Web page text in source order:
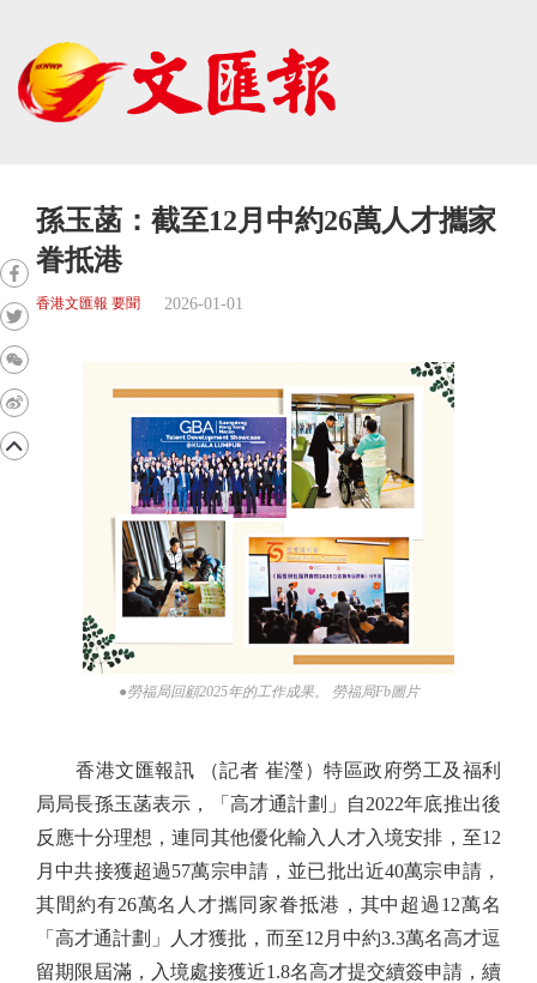
孫玉菡：截至12月中約26萬人才攜家
眷抵港
香港文匯報 要聞 2026-01-01
●勞福局回顧2025年的工作成果。 勞福局Fb圖片
香港文匯報訊 （記者 崔瀅）特區政府勞工及福利
局局長孫玉菡表示，「高才通計劃」自2022年底推出後
反應十分理想，連同其他優化輸入人才入境安排，至12
月中共接獲超過57萬宗申請，並已批出近40萬宗申請，
其間約有26萬名人才攜同家眷抵港，其中超過12萬名
「高才通計劃」人才獲批，而至12月中約3.3萬名高才逗
留期限屆滿，入境處接獲近1.8名高才提交續簽申請，續